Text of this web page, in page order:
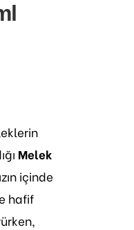
Melek
içinde
hafif